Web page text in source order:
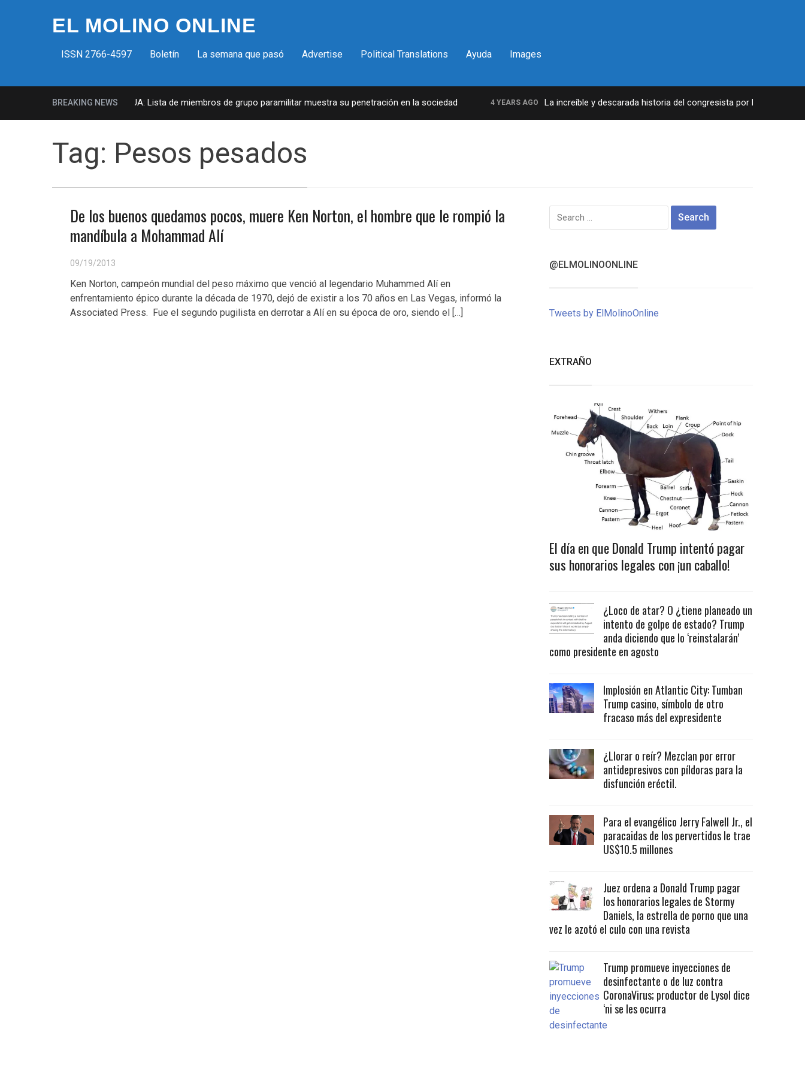
EL MOLINO ONLINE
ISSN 2766-4597 Boletín La semana que pasó Advertise Political Translations Ayuda Images
BREAKING NEWS
Milicias fascistas en EUA: Lista de miembros de grupo paramilitar muestra su penetración en la sociedad 4 YEARS AGO La increíble y descarada historia del congresista por NY George
Tag: Pesos pesados
De los buenos quedamos pocos, muere Ken Norton, el hombre que le rompió la
mandíbula a Mohammad Alí
09/19/2013
Ken Norton, campeón mundial del peso máximo que venció al legendario Muhammed Alí en
enfrentamiento épico durante la década de 1970, dejó de existir a los 70 años en Las Vegas, informó la
Associated Press. Fue el segundo pugilista en derrotar a Alí en su época de oro, siendo el […]
Search
for:
@ELMOLINOONLINE
Tweets by ElMolinoOnline
EXTRAÑO
El día en que Donald Trump intentó pagar
sus honorarios legales con ¡un caballo!
¿Loco de atar? O ¿tiene planeado un
intento de golpe de estado? Trump
anda diciendo que lo ‘reinstalarán’
como presidente en agosto
Implosión en Atlantic City: Tumban
Trump casino, símbolo de otro
fracaso más del expresidente
¿Llorar o reír? Mezclan por error
antidepresivos con píldoras para la
disfunción eréctil.
Para el evangélico Jerry Falwell Jr., el
paracaidas de los pervertidos le trae
US$10.5 millones
Juez ordena a Donald Trump pagar
los honorarios legales de Stormy
Daniels, la estrella de porno que una
vez le azotó el culo con una revista
Trump promueve inyecciones de
desinfectante o de luz contra
CoronaVirus; productor de Lysol dice
‘ni se les ocurra